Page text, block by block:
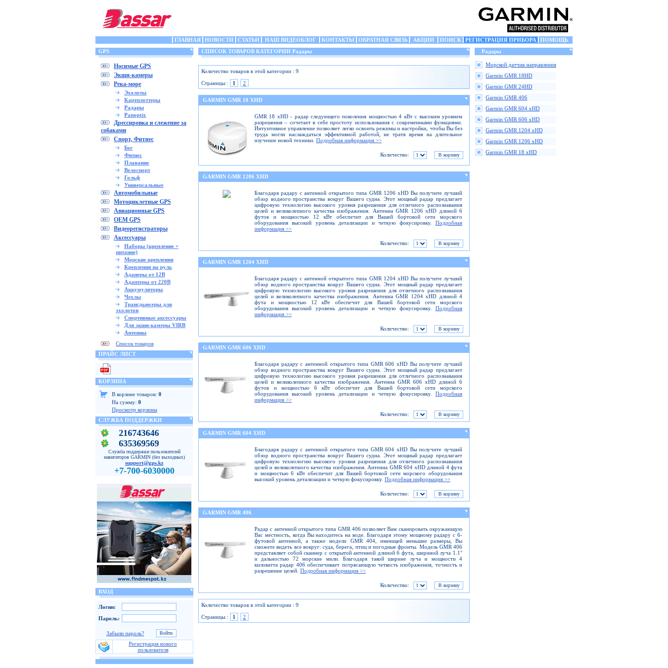
ГЛАВНАЯ НОВОСТИ СТАТЬИ НАШ ВИДЕОБЛОГ КОНТАКТЫ ОБРАТНАЯ СВЯЗЬ АКЦИИ ПОИСК РЕГИСТРАЦИЯ ПРИБОРА
ПОМОЩЬ
GPS
Носимые GPS
Экшн-камеры
Река-море
Эхолоты
Картплоттеры
Радары
Panoptix
Дрессировка и слежение за
собаками
Спорт, Фитнес
Бег
Фитнес
Плавание
Велоспорт
Гольф
Универсальные
Автомобильные
Мотоциклетные GPS
Авиационные GPS
OEM GPS
Видеорегистраторы
Аксессуары
Наборы (крепление +
питание)
Морские крепления
Крепления на руль
Адаперы от 12В
Адаптеры от 220В
Аккумуляторы
Чехлы
Трансдьюсеры для
эхолотов
Спортивные аксессуары
Для экшн-камеры VIRB
Антенны
Список товаров
ПРАЙС ЛИСТ
КОРЗИНА
В корзине товаров: 0
На сумму: 0
Просмотр корзины
СЛУЖБА ПОДДЕРЖКИ
216743646
635369569
Служба поддержки пользователей
навигаторов GARMIN (без выходных)
support@gps.kz
+7-700-6030000
ВХОД
Логин:
Пароль:
Забыли пароль?
Регистрация нового
пользователя
СПИСОК ТОВАРОВ КАТЕГОРИИ Радары
Количество товаров в этой категории : 9
Страницы :
1 2
GARMIN GMR 18 XHD
GMR 18 xHD - радар следующего поколения мощностью 4 кВт с высоким уровнем
разрешения – сочетает в себе простоту использования с современными функциями.
Интуитивное управление позволяет легко освоить режимы и настройки, чтобы Вы без
труда могли наслаждаться эффективной работой, не тратя время на длительное
изучение новой техники. Подробная информация >>
Количество:
GARMIN GMR 1206 XHD
Благодаря радару с антенной открытого типа GMR 1206 xHD Вы получите лучший
обзор водного пространства вокруг Вашего судна. Этот мощный радар предлагает
цифровую технологию высокого уровня разрешения для отличного распознавания
целей и великолепного качества изображения. Антенна GMR 1206 xHD длиной 6
футов и мощностью 12 кВт обеспечит для Вашей бортовой сети морского
оборудования высокий уровень детализации и четкую фокусировку. Подробная
информация >>
Количество:
GARMIN GMR 1204 XHD
Благодаря радару с антенной открытого типа GMR 1204 xHD Вы получите лучший
обзор водного пространства вокруг Вашего судна. Этот мощный радар предлагает
цифровую технологию высокого уровня разрешения для отличного распознавания
целей и великолепного качества изображения. Антенна GMR 1204 xHD длиной 4
фута и мощностью 12 кВт обеспечит для Вашей бортовой сети морского
оборудования высокий уровень детализации и четкую фокусировку. Подробная
информация >>
Количество:
GARMIN GMR 606 XHD
Благодаря радару с антенной открытого типа GMR 606 xHD Вы получите лучший
обзор водного пространства вокруг Вашего судна. Этот мощный радар предлагает
цифровую технологию высокого уровня разрешения для отличного распознавания
целей и великолепного качества изображения. Антенна GMR 606 xHD длиной 6
футов и мощностью 6 кВт обеспечит для Вашей бортовой сети морского
оборудования высокий уровень детализации и четкую фокусировку. Подробная
информация >>
Количество:
GARMIN GMR 604 XHD
Благодаря радару с антенной открытого типа GMR 604 xHD Вы получите лучший
обзор водного пространства вокруг Вашего судна. Этот мощный радар предлагает
цифровую технологию высокого уровня разрешения для отличного распознавания
целей и великолепного качества изображения. Антенна GMR 604 xHD длиной 4 фута
и мощностью 6 кВт обеспечит для Вашей бортовой сети морского оборудования
высокий уровень детализации и четкую фокусировку. Подробная информация >>
Количество:
GARMIN GMR 406
Радар с антенной открытого типа GMR 406 позволяет Вам сканировать окружающую
Вас местность, когда Вы находитесь на воде. Благодаря этому мощному радару с 6-
футовой антенной, а также модели GMR 404, имеющей меньшие размеры, Вы
сможете видеть все вокруг: суда, берега, птиц и погодные фронты. Модель GMR 406
представляет собой сканнер с открытой антенной длиной 6 фута, шириной луча 1.1°
и дальностью 72 морские мили. Благодаря такой ширине луча и мощности 4
киловатта радар 406 обеспечивает потрясающую четкость изображения, точность и
разрешение целей. Подробная информация >>
Количество:
Количество товаров в этой категории : 9
Страницы :
1 2
Радары
Морской датчик направления
Garmin GMR 18HD
Garmin GMR 24HD
Garmin GMR 406
Garmin GMR 604 xHD
Garmin GMR 606 xHD
Garmin GMR 1204 xHD
Garmin GMR 1206 xHD
Garmin GMR 18 xHD